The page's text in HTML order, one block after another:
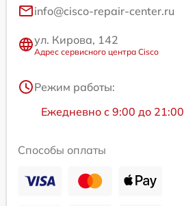
info@cisco-repair-center.ru
ул. Кирова, 142
Адрес сервисного центра Cisco
Режим работы:
Ежедневно с 9:00 до 21:00
Способы оплаты